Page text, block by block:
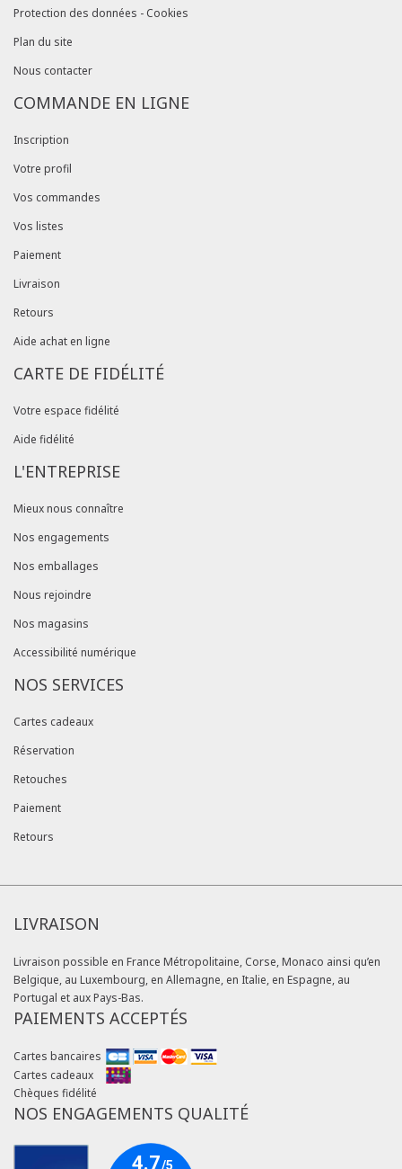
Protection des données - Cookies
Plan du site
Nous contacter
COMMANDE EN LIGNE
Inscription
Votre profil
Vos commandes
Vos listes
Paiement
Livraison
Retours
Aide achat en ligne
CARTE DE FIDÉLITÉ
Votre espace fidélité
Aide fidélité
L'ENTREPRISE
Mieux nous connaître
Nos engagements
Nos emballages
Nous rejoindre
Nos magasins
Accessibilité numérique
NOS SERVICES
Cartes cadeaux
Réservation
Retouches
Paiement
Retours
LIVRAISON
Livraison possible en France Métropolitaine, Corse, Monaco ainsi qu’en
Belgique, au Luxembourg, en Allemagne, en Italie, en Espagne, au
Portugal et aux Pays-Bas.
PAIEMENTS ACCEPTÉS
Cartes bancaires
Cartes cadeaux
Chèques fidélité
NOS ENGAGEMENTS QUALITÉ